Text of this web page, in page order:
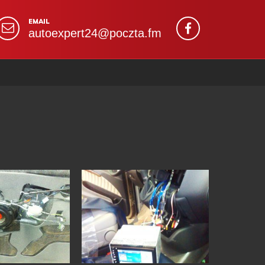
EMAIL
autoexpert24@poczta.fm